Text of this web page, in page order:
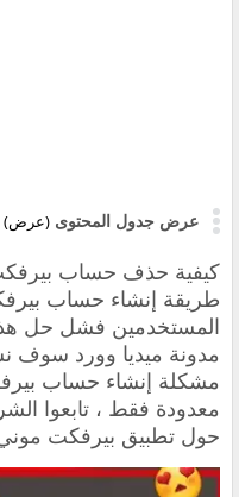
عرض جدول المحتوى (عرض)
كيفية حذف حساب
طريقة إنشاء حساب
المستخدمين فشل حل
مدونة ميديا وورد
مشكلة إنشاء حساب
معدودة فقط ، تابعوا
حول تطبيق بيرفكت